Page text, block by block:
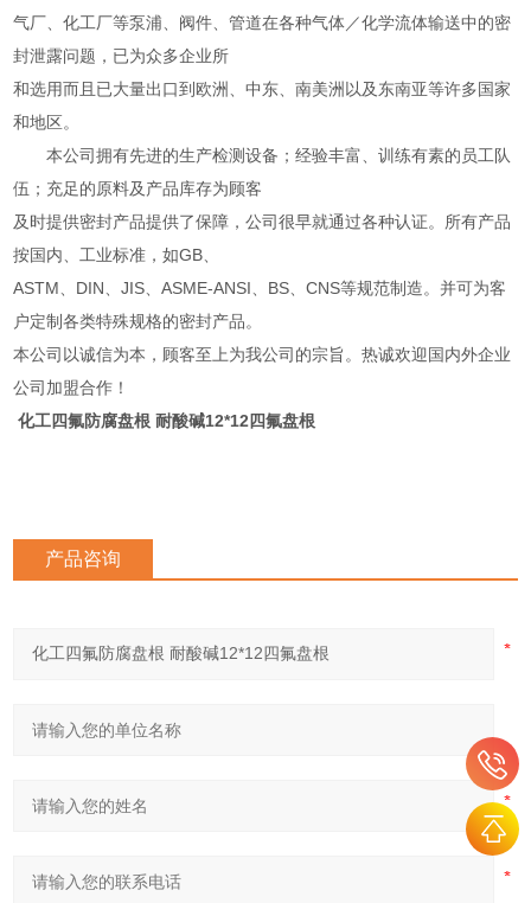
气厂、化工厂等泵浦、阀件、管道在各种气体／化学流体输送中的密
封泄露问题，已为众多企业所
和选用而且已大量出口到欧洲、中东、南美洲以及东南亚等许多国家
和地区。
本公司拥有先进的生产检测设备；经验丰富、训练有素的员工队
伍；充足的原料及产品库存为顾客
及时提供密封产品提供了保障，公司很早就通过各种认证。所有产品
按国内、工业标准，如GB、
ASTM、DIN、JIS、ASME-ANSI、BS、CNS等规范制造。并可为客
户定制各类特殊规格的密封产品。
本公司以诚信为本，顾客至上为我公司的宗旨。热诚欢迎国内外企业
公司加盟合作！
化工四氟防腐盘根 耐酸碱12*12四氟盘根
产品咨询